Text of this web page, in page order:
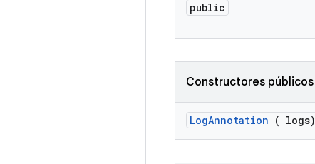
public
Constructores públicos
LogAnnotation ( logs)